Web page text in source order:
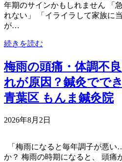
年期のサインかもしれません 「
れない」 「イライラして家族に
が…
続きを読む
梅雨の頭痛・体調不
れが原因？鍼灸でで
青葉区 もんま鍼灸院
2026年8月2日
「梅雨になると毎年調子が悪
か？ 梅雨の時期になると、 頭痛